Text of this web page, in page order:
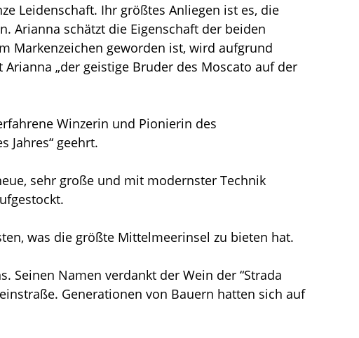
Leidenschaft. Ihr größtes Anliegen ist es, die
Arianna schätzt die Eigenschaft der beiden
Markenzeichen geworden ist, wird aufgrund
„der geistige Bruder des Moscato auf der
Winzerin und Pionierin des
Jahres“ geehrt.
sehr große und mit modernster Technik
was die größte Mittelmeerinsel zu bieten hat.
Seinen Namen verdankt der Wein der “Strada
Generationen von Bauern hatten sich auf